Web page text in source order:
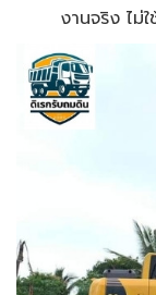
งานจริง ไม่